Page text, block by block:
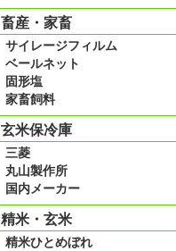
畜産・家畜
サイレージフィルム
ベールネット
固形塩
家畜飼料
玄米保冷庫
三菱
丸山製作所
国内メーカー
精米・玄米
精米ひとめぼれ